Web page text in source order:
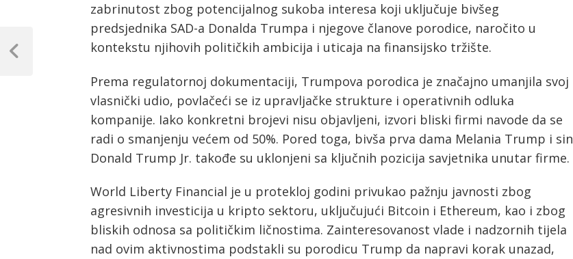
zabrinutost zbog potencijalnog sukoba interesa koji uključuje bivšeg
predsjednika SAD-a Donalda Trumpa i njegove članove porodice, naročito u
kontekstu njihovih političkih ambicija i uticaja na finansijsko tržište.
Prema regulatornoj dokumentaciji, Trumpova porodica je značajno umanjila svoj
vlasnički udio, povlačeći se iz upravljačke strukture i operativnih odluka
kompanije. Iako konkretni brojevi nisu objavljeni, izvori bliski firmi navode da se
radi o smanjenju većem od 50%. Pored toga, bivša prva dama Melania Trump i sin
Donald Trump Jr. takođe su uklonjeni sa ključnih pozicija savjetnika unutar firme.
World Liberty Financial je u protekloj godini privukao pažnju javnosti zbog
agresivnih investicija u kripto sektoru, uključujući Bitcoin i Ethereum, kao i zbog
bliskih odnosa sa političkim ličnostima. Zainteresovanost vlade i nadzornih tijela
nad ovim aktivnostima podstakli su porodicu Trump da napravi korak unazad,
Post
navigation
Previous